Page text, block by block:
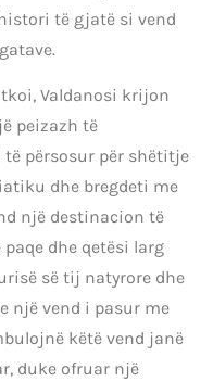
të gjatë si vend
Valdanosi krijon
peizazh të
përsosur për shëtitje
dhe bregdeti me
një destinacion të
dhe qetësi larg
së tij natyrore dhe
një vend i pasur me
këtë vend janë
duke ofruar një